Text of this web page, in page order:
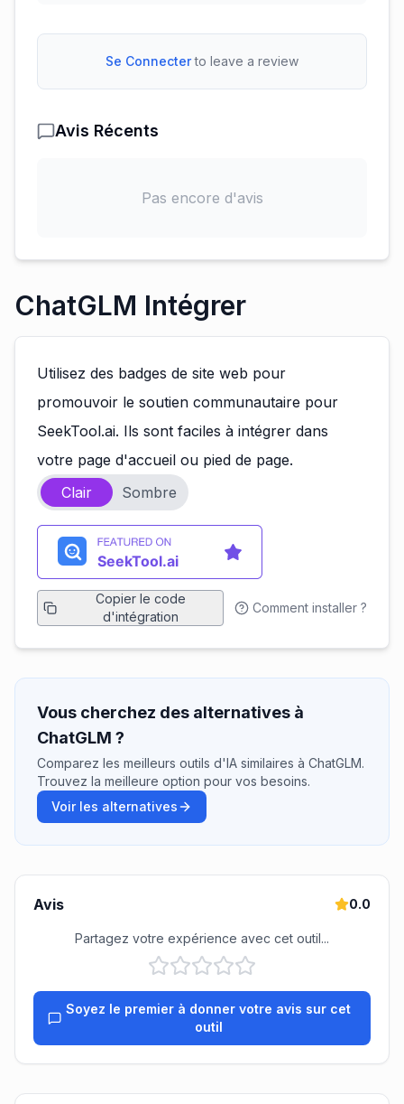
Se Connecter to leave a review
Avis Récents
Pas encore d'avis
ChatGLM Intégrer
Utilisez des badges de site web pour
promouvoir le soutien communautaire pour
SeekTool.ai. Ils sont faciles à intégrer dans
votre page d'accueil ou pied de page.
Clair
Sombre
Copier le code
d'intégration
Comment installer ?
Vous cherchez des alternatives à
ChatGLM ?
Comparez les meilleurs outils d'IA similaires à ChatGLM.
Trouvez la meilleure option pour vos besoins.
Voir les alternatives
Avis 0.0
Partagez votre expérience avec cet outil...
Soyez le premier à donner votre avis sur cet
outil